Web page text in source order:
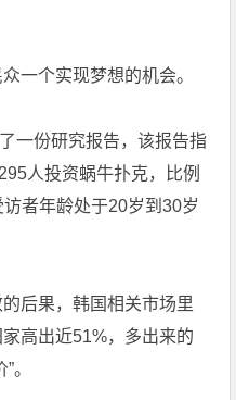
一个实现梦想的机会。
一份研究报告，该报告指
人投资蜗牛扑克，比例
者年龄处于20岁到30岁
后果，韩国相关市场里
高出近51%，多出来的
。